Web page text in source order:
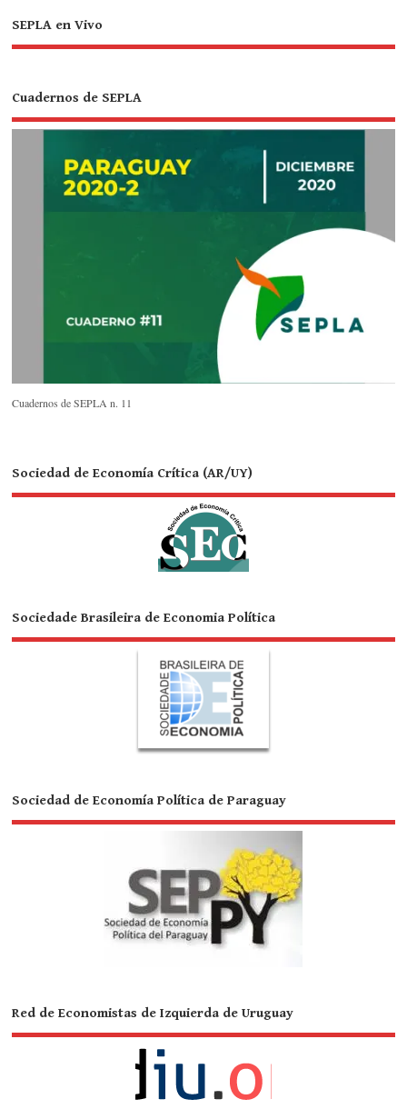
SEPLA en Vivo
Cuadernos de SEPLA
Cuadernos de SEPLA n. 11
Sociedad de Economía Crítica (AR/UY)
Sociedade Brasileira de Economia Política
Sociedad de Economía Política de Paraguay
Red de Economistas de Izquierda de Uruguay